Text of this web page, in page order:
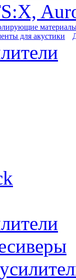
для акустики